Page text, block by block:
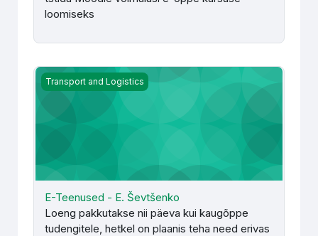
loomiseks
E-Teenused - E. Ševtšenko
Transport and Logistics
E-Teenused - E. Ševtšenko
Loeng pakkutakse nii päeva kui kaugõppe
tudengitele, hetkel on plaanis teha need erivas